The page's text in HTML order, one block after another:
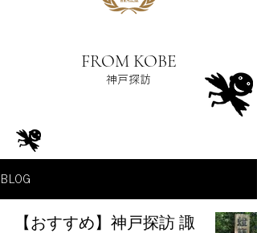
FROM KOBE
神戸探訪
BLOG
【おすすめ】神戸探訪 諏